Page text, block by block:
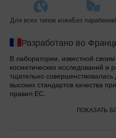
Для всех типов кожиБез парабенов
Разработано во
В лаборатории, известной
косметических исследований и
тщательно
высоких стандартов качества
правил ЕС.
ПОКАЗАТЬ